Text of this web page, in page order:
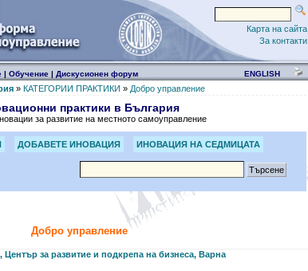
Карта на сайта
За контакти
| Обучение| Дискусионен форум ENGLISH
» КАТЕГОРИИ ПРАКТИКИ » Добро управление
практики в България
за развитие на местното самоуправление
ДОБАВЕТЕ ИНОВАЦИЯ ИНОВАЦИЯ НА СЕДМИЦАТА
Добро управление
за развитие и подкрепа на бизнеса, Варна